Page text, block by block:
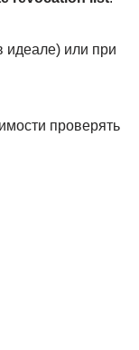
идеале) или при
проверять